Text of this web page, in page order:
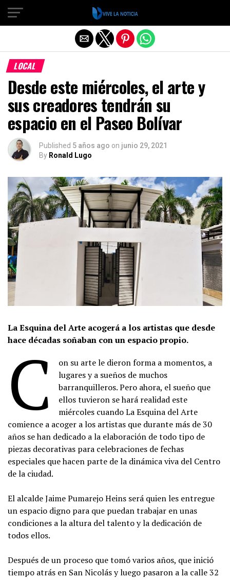
LOCAL
Desde este miércoles, el arte y
sus creadores tendrán su
espacio en el Paseo Bolívar
Published 5 años ago on junio 29, 2021
By Ronald Lugo
La Esquina del Arte acogerá a los artistas que desde
hace décadas soñaban con un espacio propio.
C
on su arte le dieron forma a momentos, a
lugares y a sueños de muchos
barranquilleros. Pero ahora, el sueño que
ellos tuvieron se hará realidad este
miércoles cuando La Esquina del Arte
comience a acoger a los artistas que durante más de 30
años se han dedicado a la elaboración de todo tipo de
piezas decorativas para celebraciones de fechas
especiales que hacen parte de la dinámica viva del Centro
de la ciudad.
El alcalde Jaime Pumarejo Heins será quien les entregue
un espacio digno para que puedan trabajar en unas
condiciones a la altura del talento y la dedicación de
todos ellos.
Después de un proceso que tomó varios años, que inició
tiempo atrás en San Nicolás y luego pasaron a la calle 32
Salir de la versión móvil